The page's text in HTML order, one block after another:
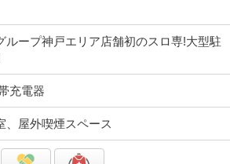
ループ神戸エリア店舗初のスロ専!大型駐
充電器
、屋外喫煙スペース